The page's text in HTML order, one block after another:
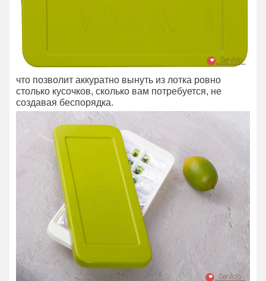
что позволит аккуратно вынуть из лотка ровно
столько кусочков, сколько вам потребуется, не
создавая беспорядка.